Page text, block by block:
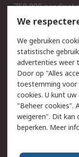
750.000
Bestellen
Track & Trace
Wettelijk
Cookiebeleid
Privacybeleid
Algemene
We
We gebruiken
statistische
advertenties weer
Door op "Alles
toestemming voor
cookies. U kunt
"Beheer cookies".
weigeren". Dit kan
beperken. Meer